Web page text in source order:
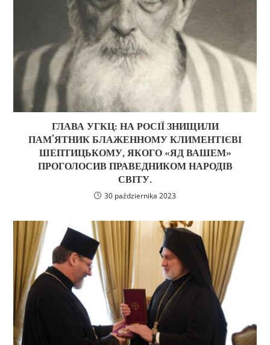
ГЛАВА УГКЦ: НА РОСІЇ ЗНИЩИЛИ
ПАМ’ЯТНИК БЛАЖЕННОМУ КЛИМЕНТІЄВІ
ШЕПТИЦЬКОМУ, ЯКОГО «ЯД ВАШЕМ»
ПРОГОЛОСИВ ПРАВЕДНИКОМ НАРОДІВ
СВІТУ.
30 października 2023